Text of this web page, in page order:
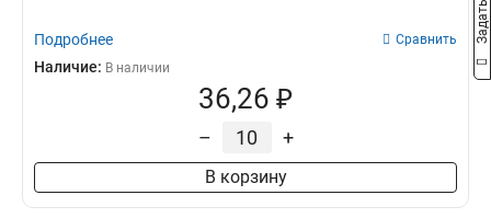
Подробнее Сравнить
Наличие: В наличии
36,26 ₽
– +
В корзину